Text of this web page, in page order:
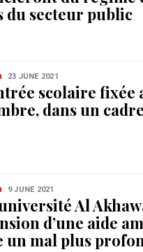
du secteur public
23 JUNE 2021
scolaire fixée
dans un
9 JUNE 2021
Al
d’une aide
un mal plus